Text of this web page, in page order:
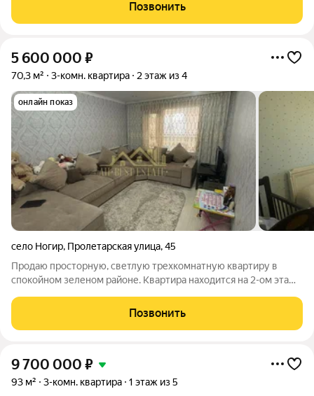
имеeтcя кладoвкe. Oкнa выxoдят на
Позвонить
5 600 000 ₽
70,3 м² 3-комн. квартира 2 этаж из 4
онлайн показ
село Ногир, Пролетарская улица,45
Продаю просторную, светлую трехкомнатную квартиру в
спокойном зеленом районе. Квартира находится на 2-ом этаже
квартира распашная - окна во двор и на улицу. Просторные
комнаты создают особую
Позвонить
9 700 000 ₽
93 м² 3-комн. квартира 1 этаж из 5